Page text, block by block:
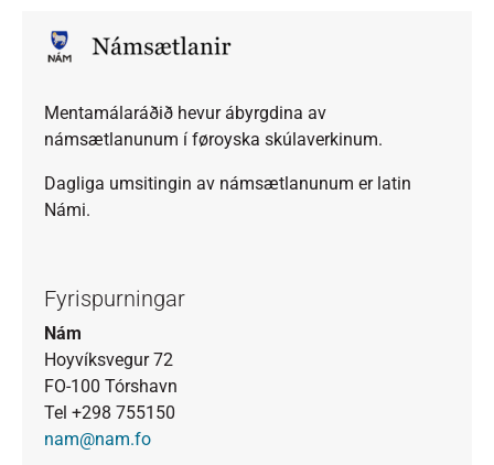
Mentamálaráðið hevur ábyrgdina av
námsætlanunum í føroyska skúlaverkinum.
Dagliga umsitingin av námsætlanunum er latin
Námi.
Fyrispurningar
Nám
Hoyvíksvegur 72
FO-100 Tórshavn
Tel +298 755150
nam@nam.fo